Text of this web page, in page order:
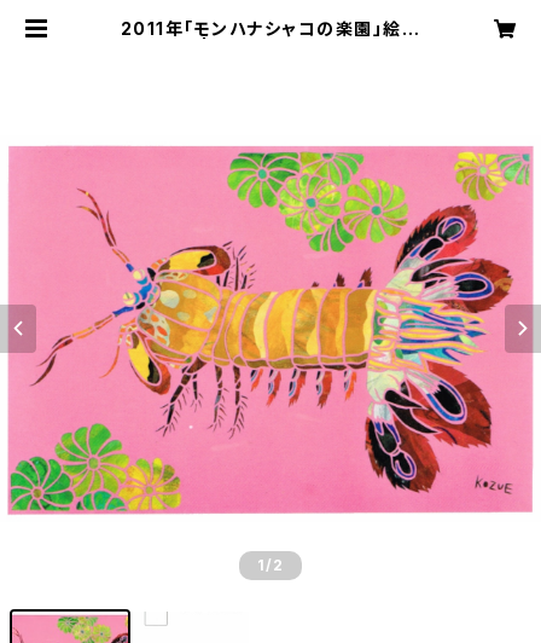
2011年「モンハナシャコの楽園」絵は
1 /2